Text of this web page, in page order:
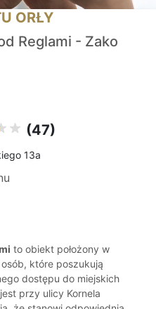
ORŁY
Reglami - Zako
(47)
13a
to obiekt położony w
które poszukują
dostępu do miejskich
przy ulicy Kornela